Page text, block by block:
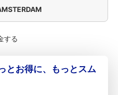
する
とお得に、もっとスム